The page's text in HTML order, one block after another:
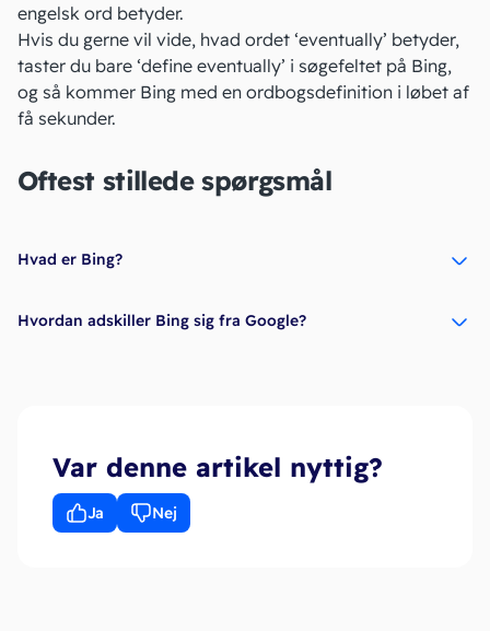
engelsk ord betyder.
Hvis du gerne vil vide, hvad ordet ‘eventually’ betyder,
taster du bare ‘define eventually’ i søgefeltet på Bing,
og så kommer Bing med en ordbogsdefinition i løbet af
få sekunder.
Oftest stillede spørgsmål
Hvad er Bing?
Hvordan adskiller Bing sig fra Google?
Var denne artikel nyttig?
Ja Nej